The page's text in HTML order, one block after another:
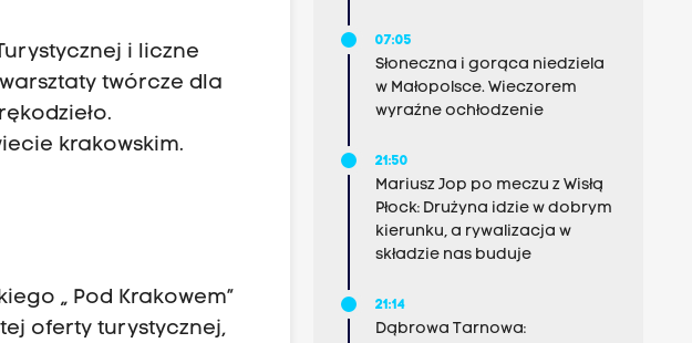
i liczne
twórcze dla
krakowskim.
„ Pod Krakowem”
oferty turystycznej,
07:05
Słoneczna i gorąca niedziela
w Małopolsce. Wieczorem
wyraźne ochłodzenie
21:50
Mariusz Jop po meczu z Wisłą
Płock: Drużyna idzie w dobrym
kierunku, a rywalizacja w
składzie nas buduje
21:14
Dąbrowa Tarnowa: